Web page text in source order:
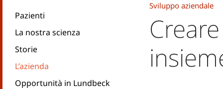
Pazienti
La nostra scienza
Storie
L’azienda
Opportunità in Lundbeck
Sviluppo aziendale